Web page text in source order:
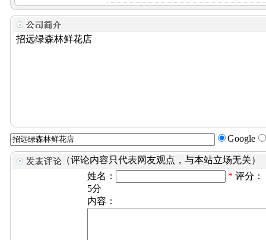
招远绿森林鲜花店
Google
（评论内容只代表网友观点，与本站立场无关）
姓名：
* 评分：
5分
内容：